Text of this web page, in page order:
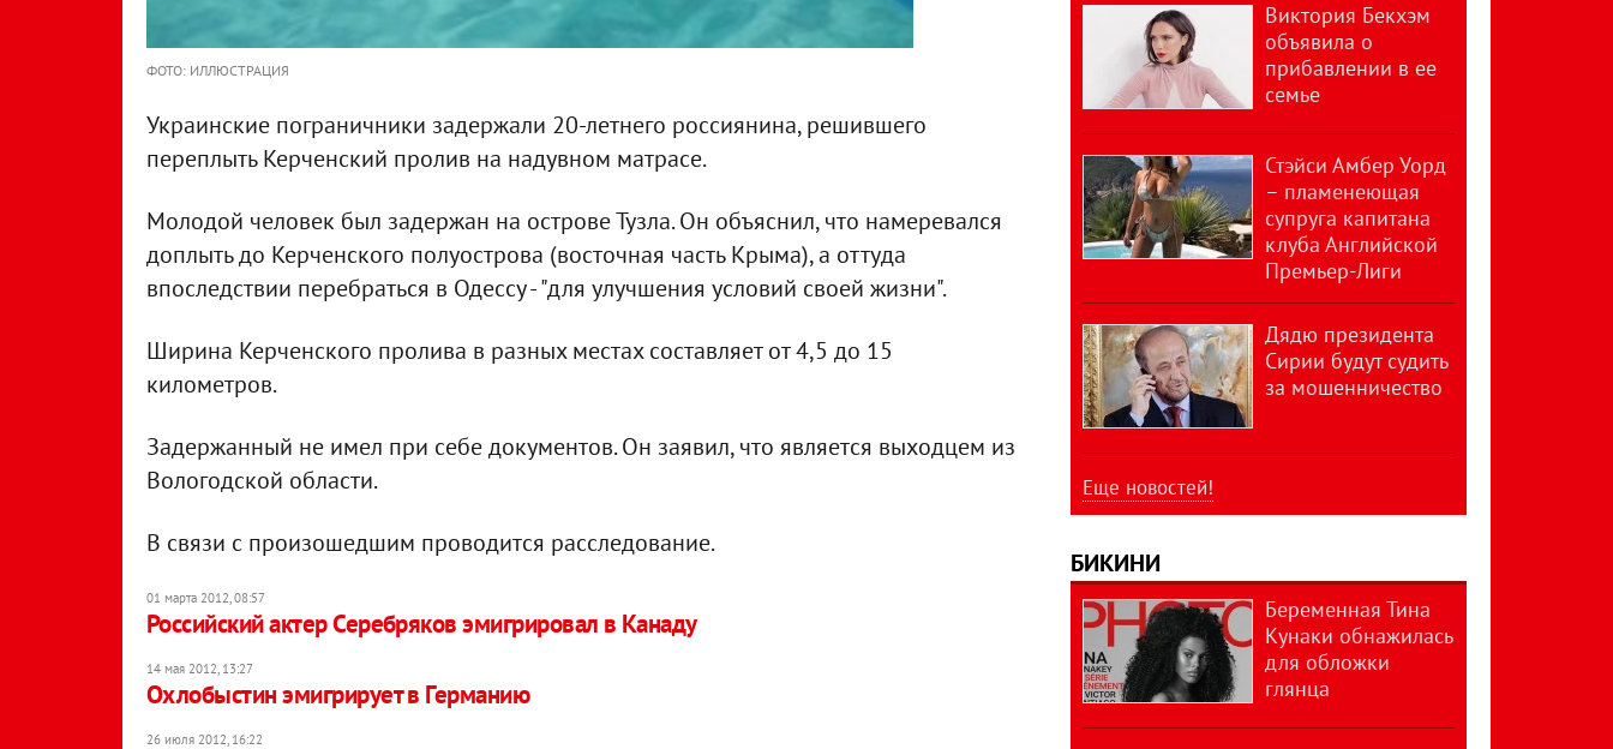
ФОТО: ИЛЛЮСТРАЦИЯ
Украинские пограничники задержали 20-летнего россиянина, решившего
переплыть Керченский пролив на надувном матрасе.
Молодой человек был задержан на острове Тузла. Он объяснил, что намеревался
доплыть до Керченского полуострова (восточная часть Крыма), а оттуда
впоследствии перебраться в Одессу - "для улучшения условий своей жизни".
Ширина Керченского пролива в разных местах составляет от 4,5 до 15
километров.
Задержанный не имел при себе документов. Он заявил, что является выходцем из
Вологодской области.
В связи с произошедшим проводится расследование.
01 марта 2012, 08:57
Российский актер Серебряков эмигрировал в Канаду
14 мая 2012, 13:27
Охлобыстин эмигрирует в Германию
26 июля 2012, 16:22
Виктория Бекхэм
объявила о
прибавлении в ее
семье
Стэйси Амбер Уорд
– пламенеющая
супруга капитана
клуба Английской
Премьер-Лиги
Дядю президента
Сирии будут судить
за мошенничество
Еще новостей!
БИКИНИ
Беременная Тина
Кунаки обнажилась
для обложки
глянца